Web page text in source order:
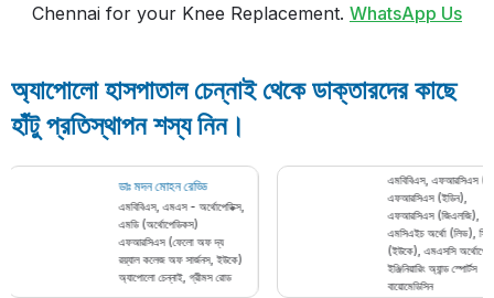
Chennai for your Knee Replacement. WhatsApp Us
অ্যাপোলো হাসপাতাল চেন্নাই থেকে ডাক্তারদের কাছে
হাঁটু প্রতিস্থাপন শস্য নিন।
এমবিবিএস,
এফআরসিএস
এফআরসিএস
এমসিএইচ অর্থো
(ইউকে), এমএসসি
ইঞ্জিনিয়ারিং অ্যান্ড
বায়োমেডিসিন
ডাঃ মদন মোহন রেড্ডি
এমবিবিএস, এমএস - অর্থোপেডিক্স,
এমডি (অর্থোপেডিকস)
এফআরসিএস (ফেলো অফ দ্য
রয়্যাল কলেজ অফ সার্জনস, ইউকে)
অ্যাপোলো চেন্নাই, গ্রীমস রোড